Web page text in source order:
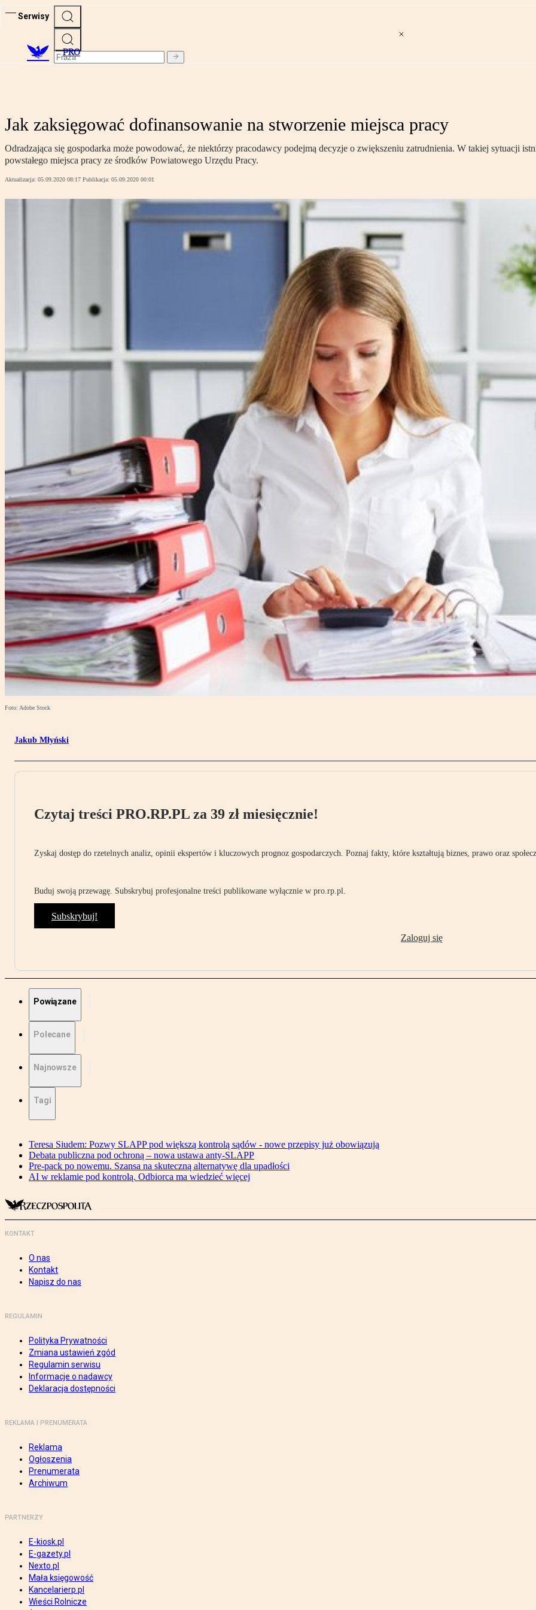
Serwisy
PRO
Jak zaksięgować dofinansowanie na stworzenie miejsca pracy
Odradzająca się gospodarka może powodować, że niektórzy pracodawcy podejmą decyzje o zwiększeniu zatrudnienia. W takiej sytuacji
powstałego miejsca pracy ze środków Powiatowego Urzędu Pracy.
Aktualizacja: 05.09.2020 08:17 Publikacja: 05.09.2020 00:01
Foto: Adobe Stock
Jakub Młyński
Czytaj treści PRO.RP.PL za 39 zł miesięcznie!
Zyskaj dostęp do rzetelnych analiz, opinii ekspertów i kluczowych prognoz gospodarczych. Poznaj fakty, które kształtują biznes, prawo oraz
Buduj swoją przewagę. Subskrybuj profesjonalne treści publikowane wyłącznie w pro.rp.pl.
Subskrybuj!
Zaloguj się
Powiązane
Polecane
Najnowsze
Tagi
Teresa Siudem: Pozwy SLAPP pod większą kontrolą sądów - nowe przepisy już obowiązują
Debata publiczna pod ochroną – nowa ustawa anty-SLAPP
Pre-pack po nowemu. Szansa na skuteczną alternatywę dla upadłości
AI w reklamie pod kontrolą. Odbiorca ma wiedzieć więcej
KONTAKT
O nas
Kontakt
Napisz do nas
REGULAMIN
Polityka Prywatności
Zmiana ustawień zgód
Regulamin serwisu
Informacje o nadawcy
Deklaracja dostępności
REKLAMA I PRENUMERATA
Reklama
Ogłoszenia
Prenumerata
Archiwum
PARTNERZY
E-kiosk.pl
E-gazety.pl
Nexto.pl
Mała księgowość
Kancelarierp.pl
Wieści Rolnicze